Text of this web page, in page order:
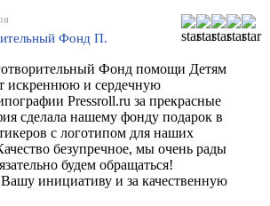
Фонд П.
Фонд помощи Детям
искреннюю и сердечную
Pressroll.ru за прекрасные
сделала нашему фонду подарок в
с логотипом для наших
безупречное, мы очень рады
будем обращаться!
инициативу и за качественную